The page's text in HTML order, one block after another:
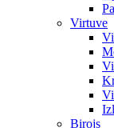
Virtuve
Birojs